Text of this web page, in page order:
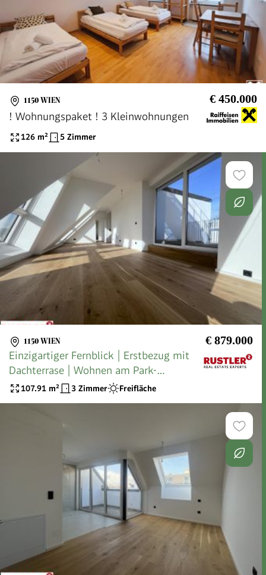
1150 WIEN € 450.000
! Wohnungspaket ! 3 Kleinwohnungen
126 m² 5 Zimmer
1150 WIEN € 879.000
Einzigartiger Fernblick | Erstbezug mit
Dachterrase | Wohnen am Park-
klimatisiert
107.91 m² 3 Zimmer Freifläche